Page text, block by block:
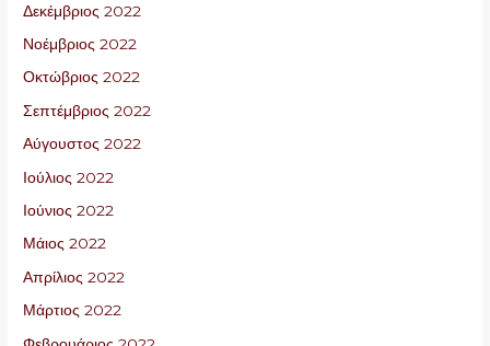
Δεκέμβριος 2022
Νοέμβριος 2022
Οκτώβριος 2022
Σεπτέμβριος 2022
Αύγουστος 2022
Ιούλιος 2022
Ιούνιος 2022
Μάιος 2022
Απρίλιος 2022
Μάρτιος 2022